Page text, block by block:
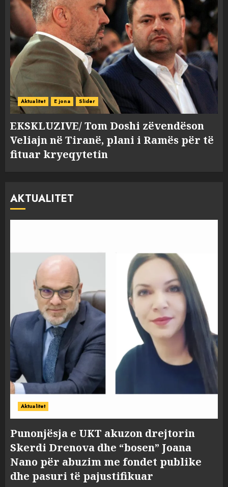
Aktualitet E jona Slider
EKSKLUZIVE/ Tom Doshi zëvendëson
Veliajn në Tiranë, plani i Ramës për të
fituar kryeqytetin
AKTUALITET
Aktualitet
Punonjësja e UKT akuzon drejtorin
Skerdi Drenova dhe “bosen” Joana
Nano për abuzim me fondet publike
dhe pasuri të pajustifikuar